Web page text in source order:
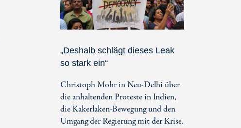
„Deshalb schlägt dieses Leak
so stark ein“
Christoph Mohr in Neu-Delhi über
die anhaltenden Proteste in Indien,
die Kakerlaken-Bewegung und den
Umgang der Regierung mit der Krise.